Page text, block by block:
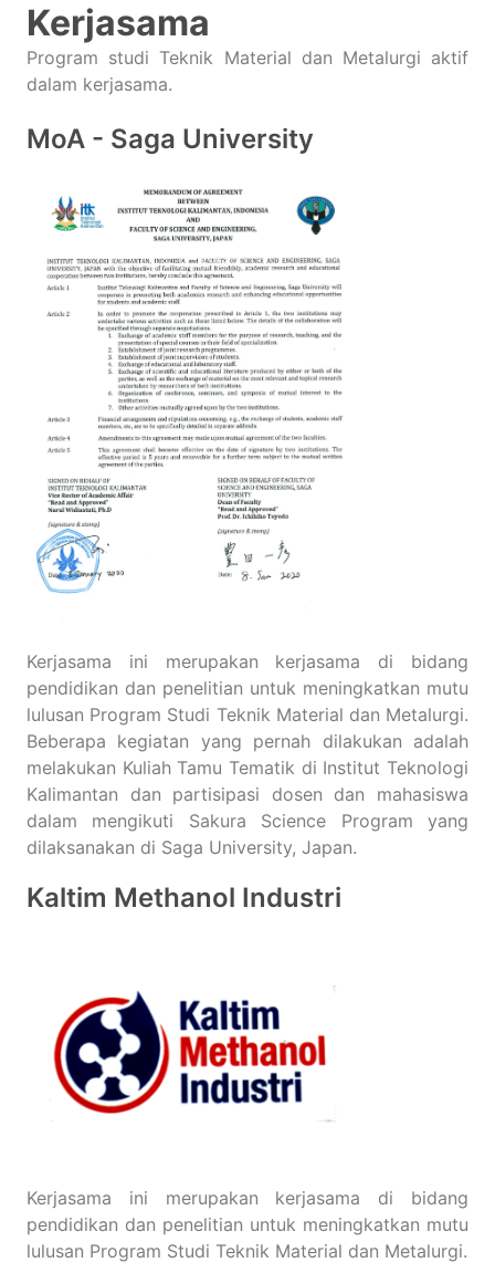
Kerjasama
Program studi Teknik Material dan Metalurgi aktif
dalam kerjasama.
MoA - Saga University
Kerjasama ini merupakan kerjasama di bidang
pendidikan dan penelitian untuk meningkatkan mutu
lulusan Program Studi Teknik Material dan Metalurgi.
Beberapa kegiatan yang pernah dilakukan adalah
melakukan Kuliah Tamu Tematik di Institut Teknologi
Kalimantan dan partisipasi dosen dan mahasiswa
dalam mengikuti Sakura Science Program yang
dilaksanakan di Saga University, Japan.
Kaltim Methanol Industri
Kerjasama ini merupakan kerjasama di bidang
pendidikan dan penelitian untuk meningkatkan mutu
lulusan Program Studi Teknik Material dan Metalurgi.